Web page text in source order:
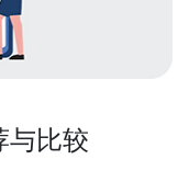
与比较